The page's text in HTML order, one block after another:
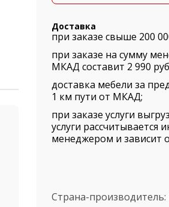
Доставка
при заказе свыше 200
при заказе на сумму
МКАД составит 2 990
доставка мебели за
1 км пути от МКАД;
при заказе услуги
услуги
менеджером и зависит
Страна-производитель: